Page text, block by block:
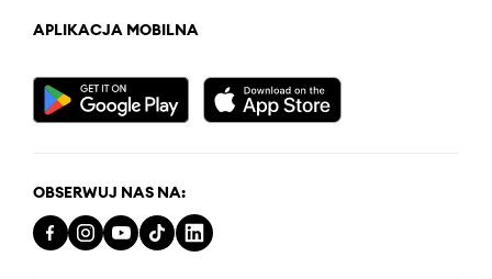
APLIKACJA MOBILNA
OBSERWUJ NAS NA: